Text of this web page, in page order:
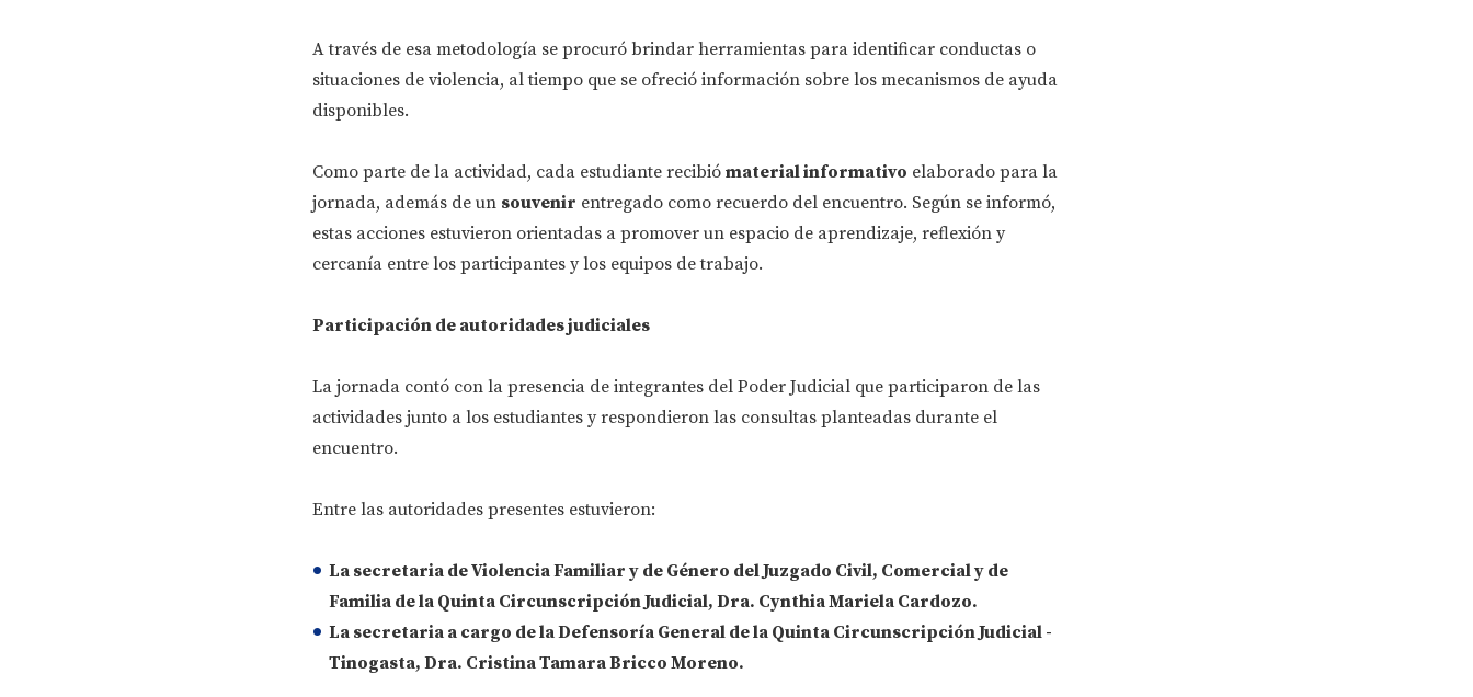
A través de esa metodología se procuró brindar herramientas para identificar conductas o
situaciones de violencia, al tiempo que se ofreció información sobre los mecanismos de ayuda
disponibles.
Como parte de la actividad, cada estudiante recibió material informativo elaborado para la
jornada, además de un souvenir entregado como recuerdo del encuentro. Según se informó,
estas acciones estuvieron orientadas a promover un espacio de aprendizaje, reflexión y
cercanía entre los participantes y los equipos de trabajo.
Participación de autoridades judiciales
La jornada contó con la presencia de integrantes del Poder Judicial que participaron de las
actividades junto a los estudiantes y respondieron las consultas planteadas durante el
encuentro.
Entre las autoridades presentes estuvieron:
La secretaria de Violencia Familiar y de Género del Juzgado Civil, Comercial y de
Familia de la Quinta Circunscripción Judicial, Dra. Cynthia Mariela Cardozo.
La secretaria a cargo de la Defensoría General de la Quinta Circunscripción Judicial -
Tinogasta, Dra. Cristina Tamara Bricco Moreno.